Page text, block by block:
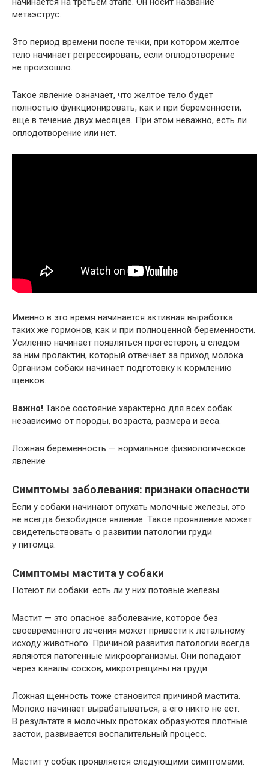
метаэструс.
Это период времени после течки, при котором желтое
тело начинает регрессировать, если оплодотворение
не произошло.
Такое явление означает, что желтое тело будет
полностью функционировать, как и при беременности,
еще в течение двух месяцев. При этом неважно, есть ли
оплодотворение или нет.
Именно в это время начинается активная выработка
таких же гормонов, как и при полноценной беременности.
Усиленно начинает появляться прогестерон, а следом
за ним пролактин, который отвечает за приход молока.
Организм собаки начинает подготовку к кормлению
щенков.
Важно! Такое состояние характерно для всех собак
независимо от породы, возраста, размера и веса.
Ложная беременность — нормальное физиологическое
явление
Симптомы заболевания: признаки опасности
Если у собаки начинают опухать молочные железы, это
не всегда безобидное явление. Такое проявление может
свидетельствовать о развитии патологии груди
у питомца.
Симптомы мастита у собаки
Потеют ли собаки: есть ли у них потовые железы
Мастит — это опасное заболевание, которое без
своевременного лечения может привести к летальному
исходу животного. Причиной развития патологии всегда
являются патогенные микроорганизмы. Они попадают
через каналы сосков, микротрещины на груди.
Ложная щенность тоже становится причиной мастита.
Молоко начинает вырабатываться, а его никто не ест.
В результате в молочных протоках образуются плотные
застои, развивается воспалительный процесс.
Мастит у собак проявляется следующими симптомами: